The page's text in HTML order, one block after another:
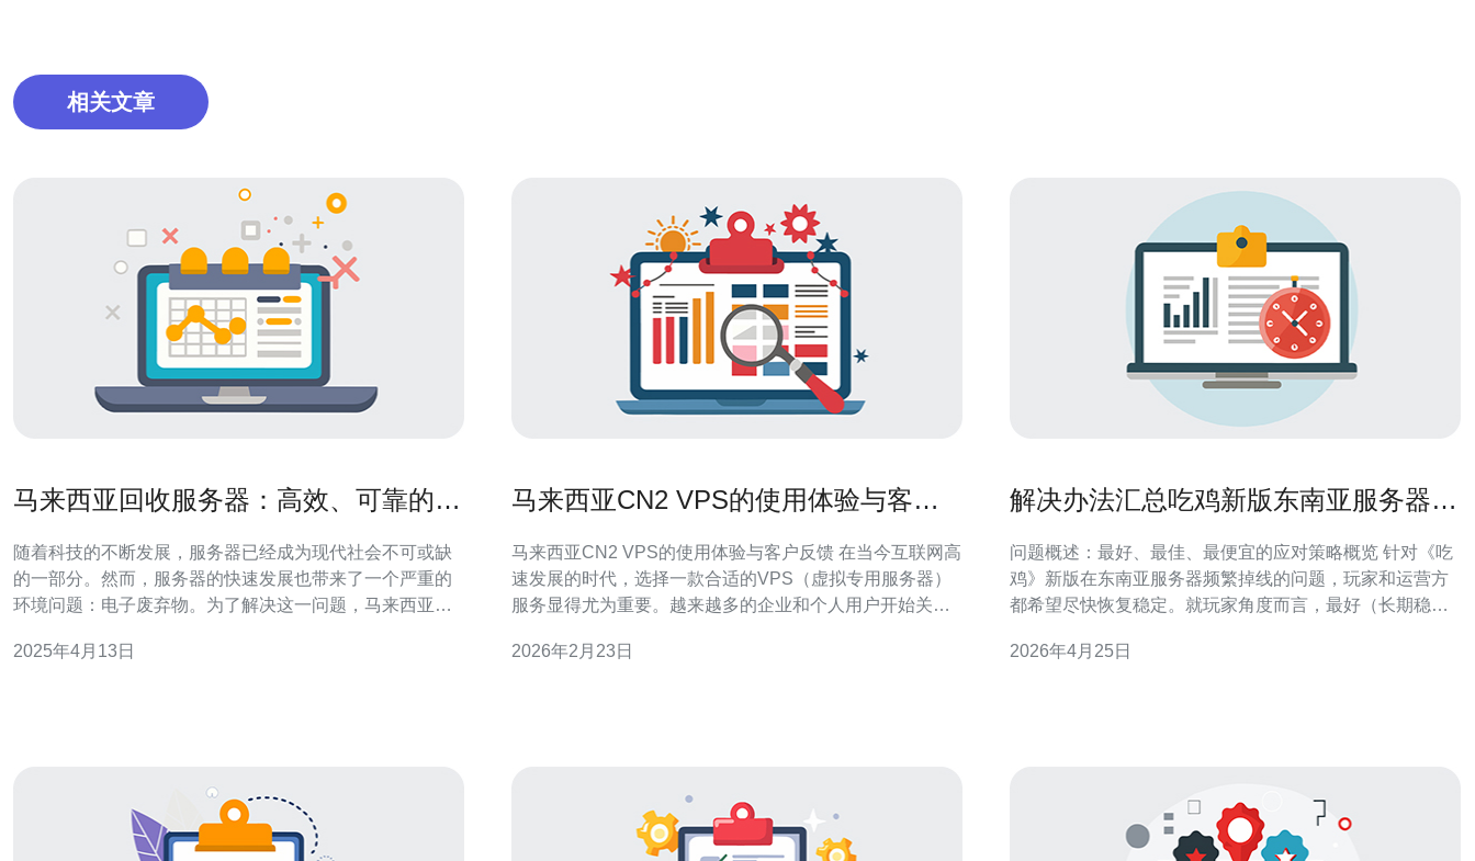
相关文章
马来西亚回收服务器：高效、可靠的解
随着科技的不断发展，服务器已经成为现代社会不可或缺
的一部分。然而，服务器的快速发展也带来了一个严重的
环境问题：电子废弃物。为了解决这一问题，马来西亚引
通常只有几年时间，随着技术的进步，新的服务器不断涌
2025年4月13日
马来西亚CN2 VPS的使用体验与客户
马来西亚CN2 VPS的使用体验与客户反馈 在当今互联网高
速发展的时代，选择一款合适的VPS（虚拟专用服务器）
服务显得尤为重要。越来越多的企业和个人用户开始关注
广泛认可。本文将通过使用体验与客户反馈，为您揭示马
2026年2月23日
解决办法汇总吃鸡新版东南亚服务器频
问题概述：最好、最佳、最便宜的应对策略概览 针对《吃
鸡》新版在东南亚服务器频繁掉线的问题，玩家和运营方
都希望尽快恢复稳定。就玩家角度而言，最好（长期稳
内认可的加速器和专线；最佳（性价比高）的做法是在保
2026年4月25日